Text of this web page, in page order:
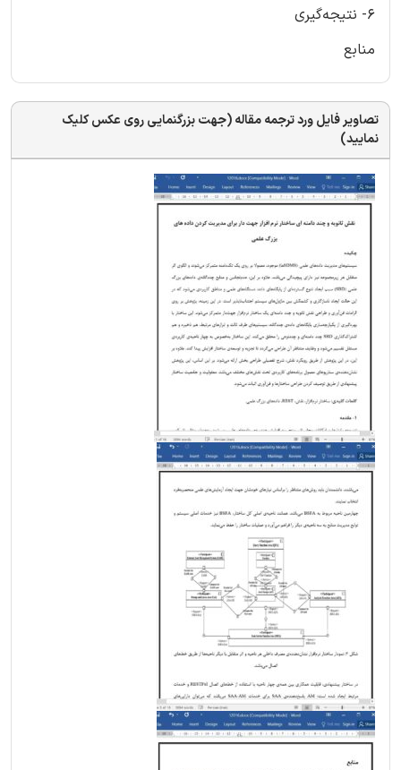
6- نتیجه‌گیری
منابع
تصاویر فایل ورد ترجمه مقاله (جهت بزرگنمایی روی عکس کلیک
نمایید)